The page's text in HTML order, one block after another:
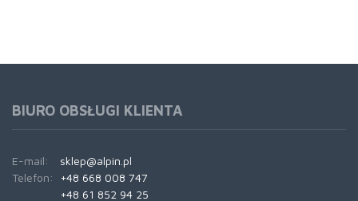
BIURO OBSŁUGI KLIENTA
E-mail:
sklep@alpin.pl
Telefon:
+48 668 008 747
+48 61 852 94 25